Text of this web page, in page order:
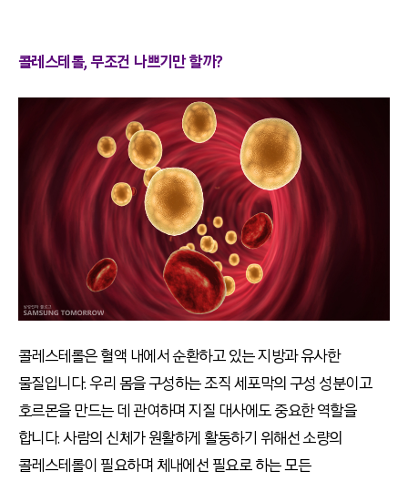
콜레스테롤, 무조건 나쁘기만 할까?
콜레스테롤은 혈액 내에서 순환하고 있는 지방과 유사한
물질입니다. 우리 몸을 구성하는 조직 세포막의 구성 성분이고
호르몬을 만드는 데 관여하며 지질 대사에도 중요한 역할을
합니다. 사람의 신체가 원활하게 활동하기 위해선 소량의
콜레스테롤이 필요하며 체내에선 필요로 하는 모든